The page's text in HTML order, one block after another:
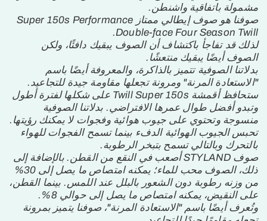
مشمولة باتفاقية واشنطن.
صوفنا هو صوف إيطالي ممتاز Super 150s Performance
Double-face Four Season Twill.
لذلك قد تفاجأ باكتشاف أن الصوف يبقيك دافئًا، ولكن
الصوف أيضًا يبقيك منتعشًا.
بدلاتنا الصوفية تتميز بالذاكرة، والمعروفة أيضًا باسم
"الاستعادة المرنة" ومرونة تجعلها مقاومة جيدة للتجاعيد.
ستحافظ أقمشة Twill Super 150s على شكلها لفترة أطول
وتبدو أفضل طوال عمرها الافتراضي. بدلاتنا الصوفية
منسوجة وتحتوي على جيوب هوائية وفجوات لا يمكنك رؤيتها.
تحبس الجيوب الهوائية الدفء بينما تسمح الفجوات للهواء
بالتحرك وبالتالي تسمح بتبخر الرطوبة.
صوف STYLAND أصعب في النقع من القطن. بالإضافة إلى
ذلك، الصوف محب للماء؛ يمكنه امتصاص ما يصل إلى 30%
من وزنه رطوبة دون الشعور بالبلل عند اللمس. بينما القطن،
على النقيض، يمكنه امتصاص ما يصل إلى حوالي 8%.
وتُعرف أيضًا باسم "الاستعادة المرنة"، صوفنا يتميز بمرونة